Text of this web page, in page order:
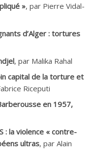
», par Pierre Vidal-
d’Alger : tortures
, par Malika Rahal
capital de la torture et
Riceputi
en 1957,
: la violence « contre-
ultras, par Alain